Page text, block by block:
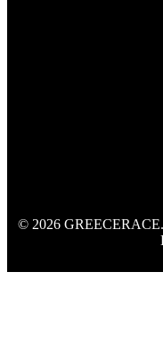
© 2026